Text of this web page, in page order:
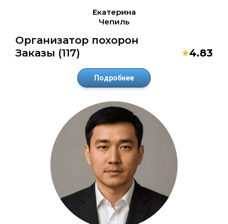
Екатерина
Чепиль
Организатор похорон
Заказы (117)
4.83
Подробнее